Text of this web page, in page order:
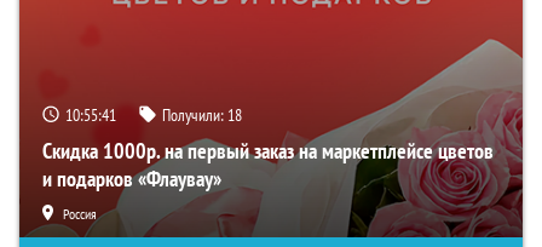
10:55:41 Получили: 18
Скидка 1000р. на первый заказ на маркетплейсе цветов
и подарков «Флаувау»
Россия